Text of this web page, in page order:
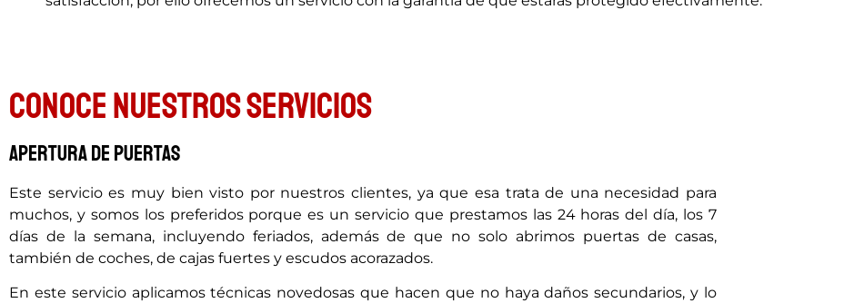
Conoce nuestros servicios
Apertura de puertas
Este servicio es muy bien visto por nuestros clientes, ya que esa trata de una necesidad para
muchos, y somos los preferidos porque es un servicio que prestamos las 24 horas del día, los 7
días de la semana, incluyendo feriados, además de que no solo abrimos puertas de casas,
también de coches, de cajas fuertes y escudos acorazados.
En este servicio aplicamos técnicas novedosas que hacen que no haya daños secundarios, y lo